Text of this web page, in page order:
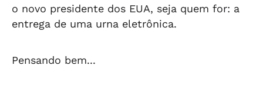
o novo presidente dos EUA, seja quem for: a
entrega de uma urna eletrônica.
Pensando bem...